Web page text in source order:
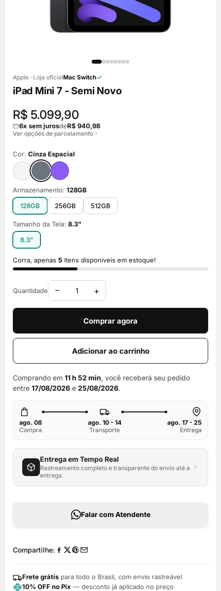
Apple · Loja oficialMac Switch
iPad Mini 7 - Semi Novo
R$ 5.099,90
6x sem jurosdeR$ 940,98
Ver opções de parcelamento
Cor: Cinza Espacial
Armazenamento: 128GB
128GB
256GB 512GB
Tamanho da Tela: 8.3"
8.3"
Corra, apenas 5 itens disponíveis em estoque!
Quantidade − +
Comprar agora
Adicionar ao carrinho
Comprando em 11 h 52 min, você receberá seu pedido
entre 17/08/2026 e 25/08/2026.
ago. 08
Compra
ago. 10 - 14
Transporte
ago. 17 - 25
Entrega
Entrega em Tempo Real
Rastreamento completo e transparente do envio até a
entrega.
Falar com Atendente
Compartilhe:
Frete grátis para todo o Brasil, com envio rastreável
10% OFF no Pix — desconto já aplicado no preço